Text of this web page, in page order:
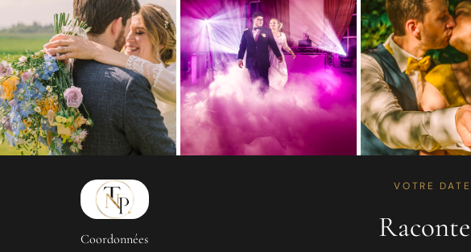
Coordonnées
VOTRE